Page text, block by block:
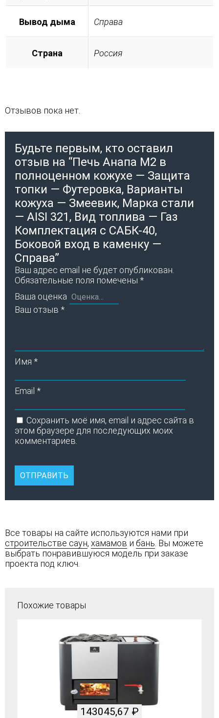
Вывод дыма Справа
Страна Россия
Отзывов пока нет.
Будьте первым, кто оставил
отзыв на “Печь Анапа М2 в
полноценном кожухе — Защита
топки — Футеровка, Варианты
кожуха — Змеевик, Марка стали
— AISI 321, Вид топлива — Газ
Комплектация с САБК-40,
Боковой вход в каменку —
Справа”
Ваш адрес email не будет опубликован.
Обязательные поля помечены *
Ваша оценка
Ваш отзыв *
Имя *
Email *
Сохранить моё имя, email и адрес сайта в
этом браузере для последующих моих
комментариев.
Все товары на сайте используются нами при
строительстве саун, хамамов и бань . Вы можете
выбрать понравившуюся модель при заказе
проекта под ключ.
Похожие товары
143045,67 ₽